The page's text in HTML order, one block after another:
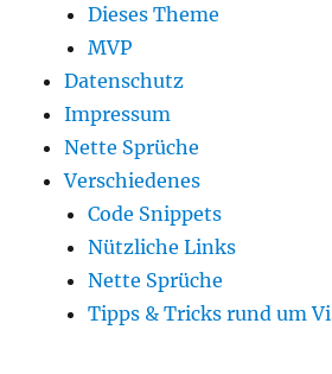
Dieses Theme
MVP
Datenschutz
Impressum
Nette Sprüche
Verschiedenes
Code Snippets
Nützliche Links
Nette Sprüche
Tipps & Tricks rund um